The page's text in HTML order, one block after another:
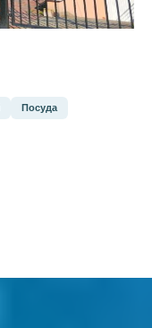
Посуда